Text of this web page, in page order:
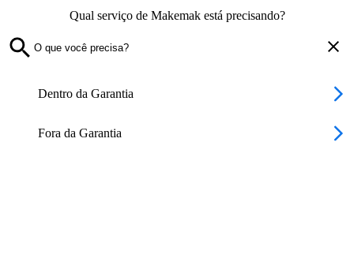
Qual serviço de Makemak está precisando?
Dentro da Garantia
Fora da Garantia